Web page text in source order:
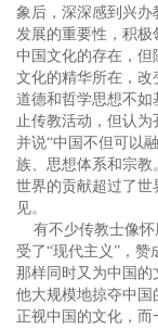
象后，深深感到兴办
发展的重要性，积
中国文化的存在，但
文化的精华所在，
道德和哲学思想不
止传教活动，但认为
并说“中国不但可以
族、思想体系和宗
世界的贡献超过了世
见。
有不少传教士像怀
受了“现代主义”，赞
那样同时又为中国的
他大规模地掠夺中
正视中国的文化，